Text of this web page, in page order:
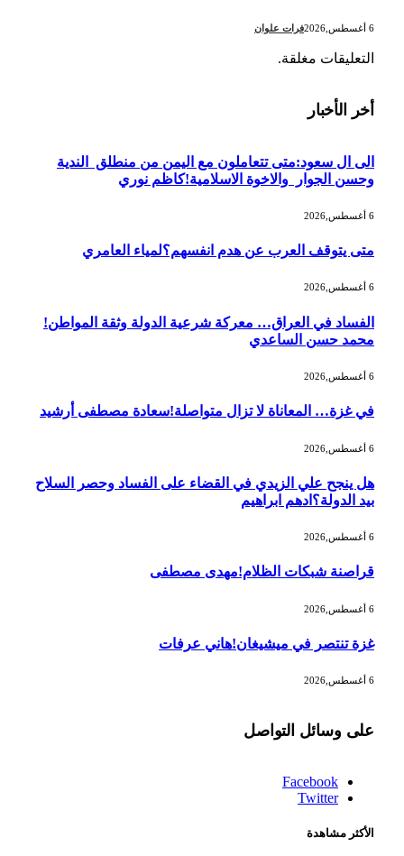
فرات علوان
التعليقات مغلقة.
أخر الأخبار
الى ال سعود:متى تتعاملون مع اليمن من منطلق الندية
وحسن الجوار والاخوة الاسلامية!كاظم نوري
متى يتوقف العرب عن هدم انفسهم؟لمياء العامري
الفساد في العراق… معركة شرعية الدولة وثقة المواطن!
محمد حسن الساعدي
في غزة… المعاناة لا تزال متواصلة!سعادة مصطفى أرشيد
هل ينجح علي الزيدي في القضاء على الفساد وحصر السلاح
بيد الدولة؟ادهم ابراهيم
‫قراصنة شبكات الظلام!مهدى مصطفى
غزة تنتصر في ميشيغان!هاني عرفات
على وسائل التواصل
Facebook
Twitter
الأكثر مشاهدة